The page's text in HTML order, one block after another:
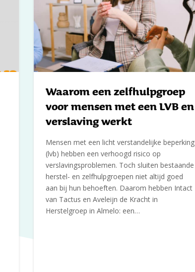
Waarom een zelfhulpgroep
voor mensen met een LVB en
verslaving werkt
Mensen met een licht verstandelijke beperking
(lvb) hebben een verhoogd risico op
verslavingsproblemen. Toch sluiten bestaande
herstel- en zelfhulpgroepen niet altijd goed
aan bij hun behoeften. Daarom hebben Intact
van Tactus en Aveleijn de Kracht in
Herstelgroep in Almelo: een…